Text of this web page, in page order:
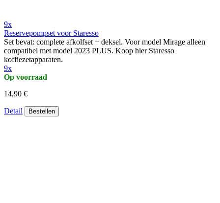
9x
Reservepompset voor Staresso
Set bevat: complete afkolfset + deksel. Voor model Mirage alleen
compatibel met model 2023 PLUS. Koop hier Staresso
koffiezetapparaten.
9x
Op voorraad
14,90 €
Detail Bestellen